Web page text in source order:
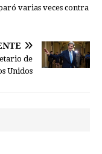
varias veces contra
de
Unidos